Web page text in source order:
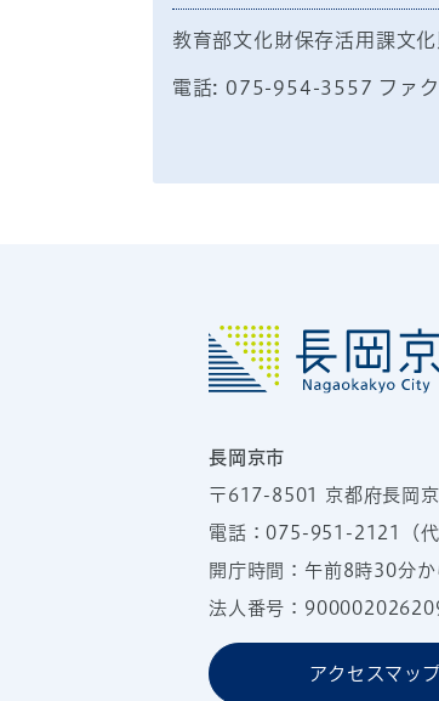
教育部文化財保存活用課文
電話: 075-954-3557 ファ
長岡京市
〒617-8501 京都府長岡
電話：075-951-2121 （
開庁時間：午前8時30分
法人番号：
アクセスマップ